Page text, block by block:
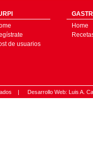
de usuarios
Home
| Desarrollo Web: Luis